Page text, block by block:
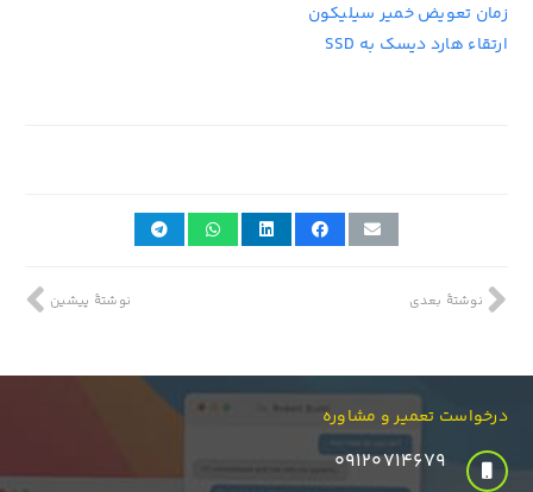
زمان تعویض خمیر سیلیکون
ارتقاء هارد دیسک به SSD
نوشتهٔ پیشین نوشتهٔ بعدی
درخواست تعمیر و مشاوره
۰۹۱۲۰۷۱۴۶۷۹